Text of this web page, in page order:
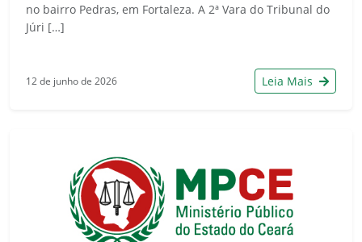
no bairro Pedras, em Fortaleza. A 2ª Vara do Tribunal do
Júri […]
12 de junho de 2026 Leia Mais